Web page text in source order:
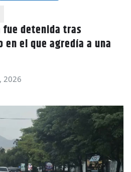
fue detenida tras
el que agredía a una
2026